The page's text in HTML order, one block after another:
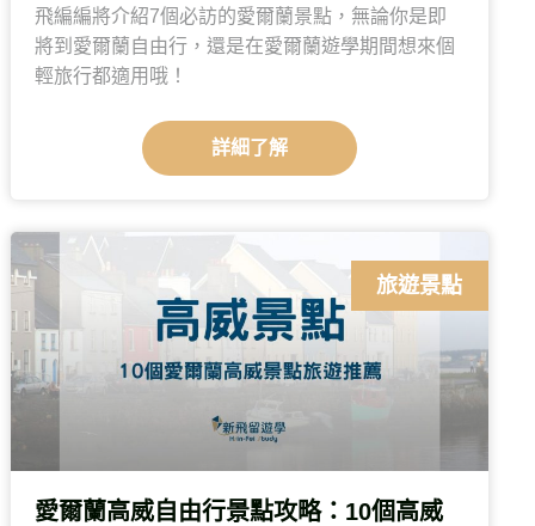
飛編編將介紹7個必訪的愛爾蘭景點，無論你是即
將到愛爾蘭自由行，還是在愛爾蘭遊學期間想來個
輕旅行都適用哦！
詳細了解
旅遊景點
愛爾蘭高威自由行景點攻略：10個高威